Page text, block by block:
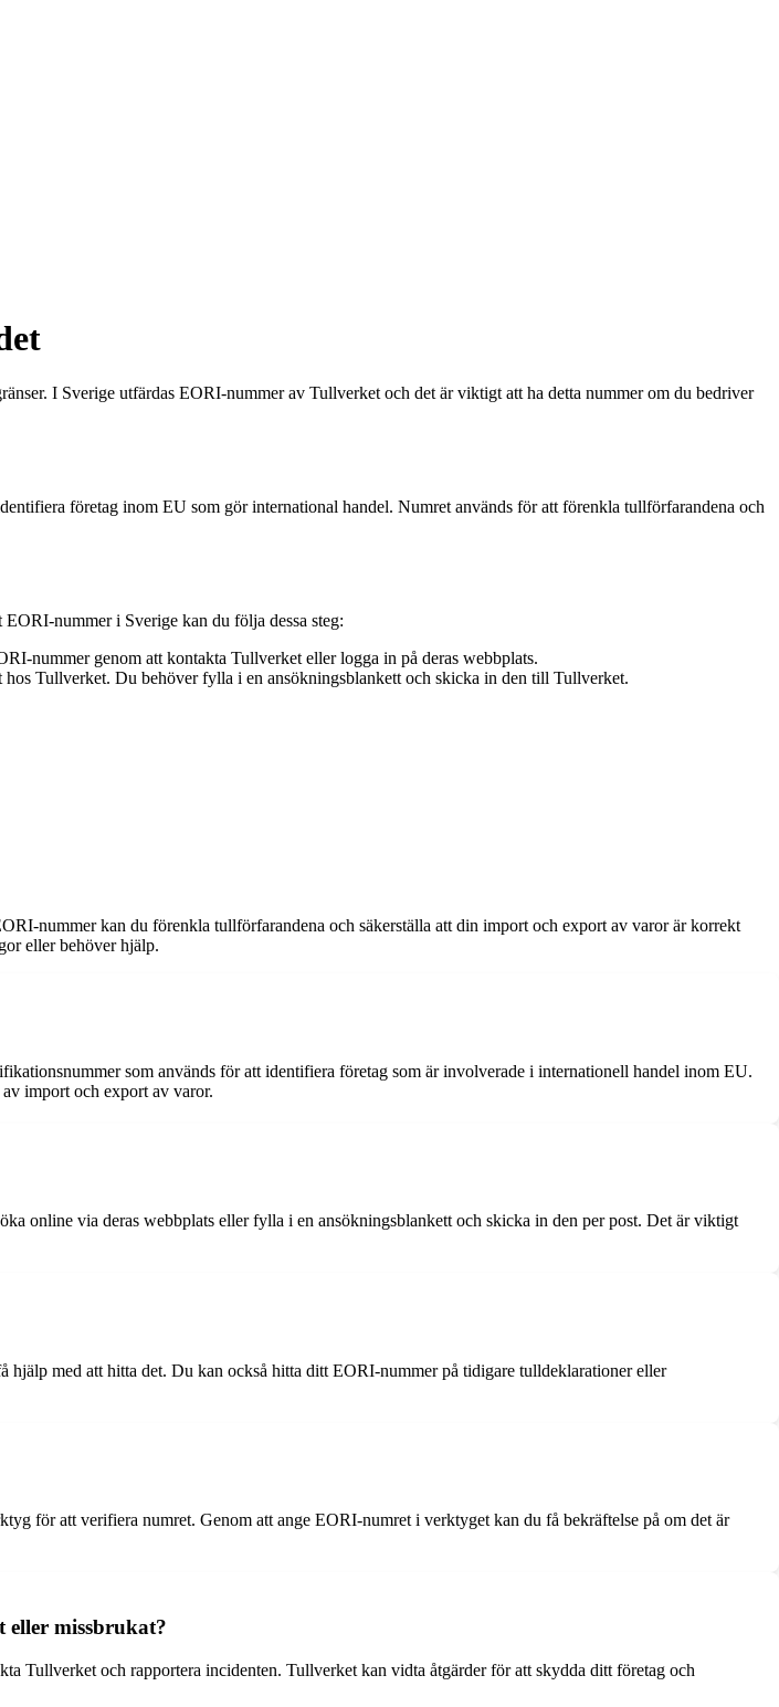
I Sverige utfärdas EORI-nummer av Tullverket och det är viktigt att ha detta nummer om du bedriver
företag inom EU som gör international handel. Numret används för att förenkla tullförfarandena och
nummer i Sverige kan du följa dessa steg:
nummer genom att kontakta Tullverket eller logga in på deras webbplats.
Tullverket. Du behöver fylla i en ansökningsblankett och skicka in den till Tullverket.
nummer kan du förenkla tullförfarandena och säkerställa att din import och export av varor är korrekt
eller behöver hjälp.
som används för att identifiera företag som är involverade i internationell handel inom EU.
import och export av varor.
online via deras webbplats eller fylla i en ansökningsblankett och skicka in den per post. Det är viktigt
med att hitta det. Du kan också hitta ditt EORI-nummer på tidigare tulldeklarationer eller
för att verifiera numret. Genom att ange EORI-numret i verktyget kan du få bekräftelse på om det är
eller missbrukat?
Tullverket och rapportera incidenten. Tullverket kan vidta åtgärder för att skydda ditt företag och